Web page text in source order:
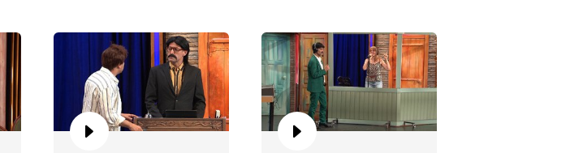
Koca Yarıştırmak!